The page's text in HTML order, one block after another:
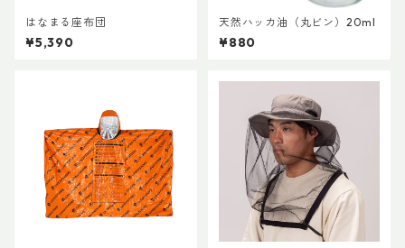
はなまる座布団
¥5,390
天然ハッカ油（丸ビン）20ml
¥880